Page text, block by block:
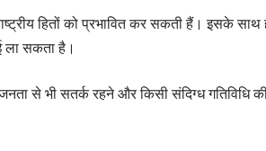
हितों को प्रभावित कर सकती हैं। इसके साथ
ला सकता है।
से भी सतर्क रहने और किसी संदिग्ध गतिविधि